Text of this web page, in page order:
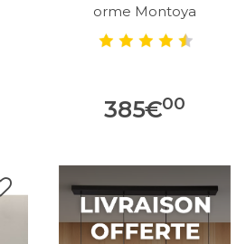
orme Montoya
385€00